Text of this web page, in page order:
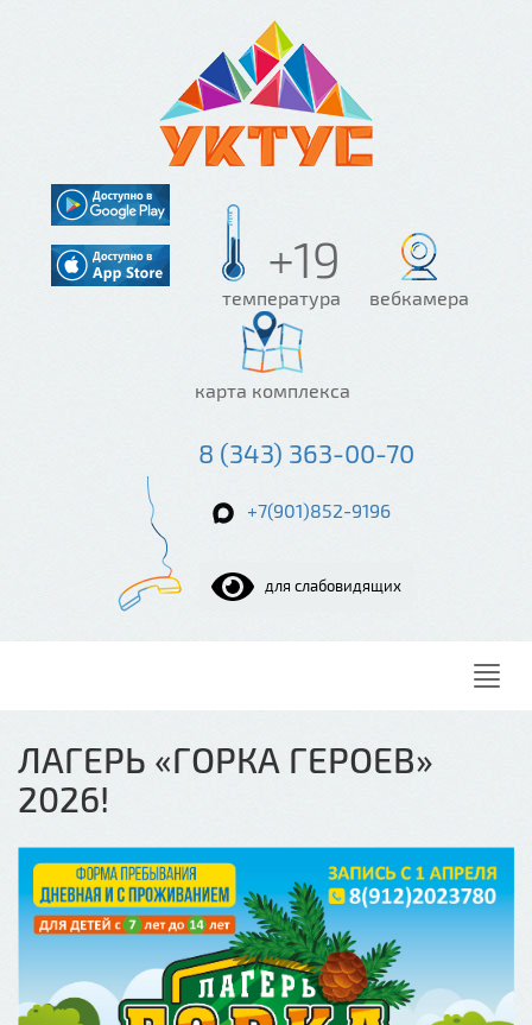
+19
температура вебкамера
карта комплекса
8 (343) 363-00-70
+7(901)852-9196
для слабовидящих
ЛАГЕРЬ «ГОРКА ГЕРОЕВ»
2026!